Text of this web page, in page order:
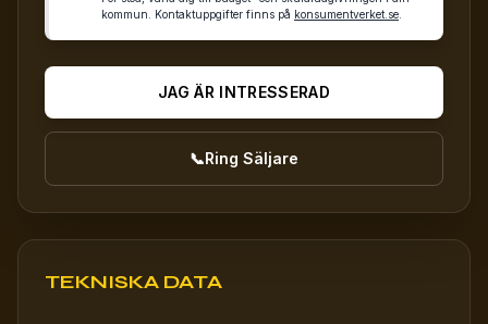
kommun. Kontaktuppgifter finns på konsumentverket.se
JAG ÄR INTRESSERAD
📞Ring Säljare
TEKNISKA DATA